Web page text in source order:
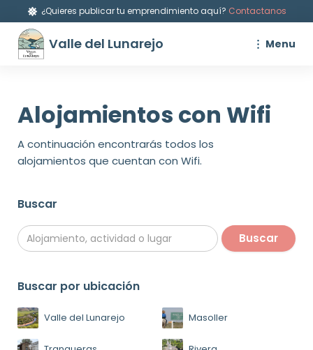
¿Quieres publicar tu emprendimiento aquí? Contactanos
Valle del Lunarejo Menu
Alojamientos con Wifi
A continuación encontrarás todos los
alojamientos que cuentan con Wifi.
Buscar
Buscar por ubicación
Valle del Lunarejo Masoller